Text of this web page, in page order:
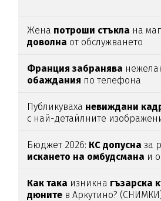
Жена потроши стъкла на
доволна от обслужването
Франция забранява
обаждания по телефона
Публикуваха невиждани
с най-детайлните
Бюджет 2026: КС допусна за
искането на омбудсмана и
Как така изникна гъзарска
дюните в Аркутино?